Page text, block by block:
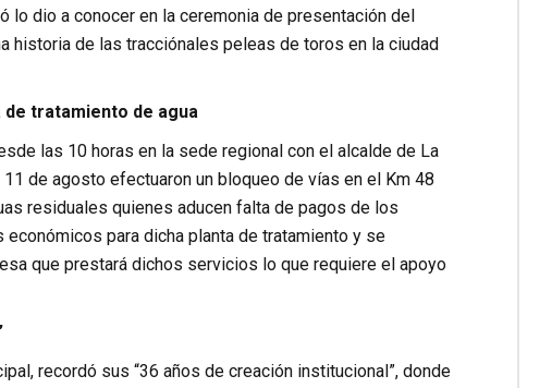
lo dio a conocer en la ceremonia de presentación del
historia de las tracciónales peleas de toros en la ciudad
de tratamiento de agua
las 10 horas en la sede regional con el alcalde de La
de agosto efectuaron un bloqueo de vías en el Km 48
residuales quienes aducen falta de pagos de los
para dicha planta de tratamiento y se
que prestará dichos servicios lo que requiere el apoyo
recordó sus “36 años de creación institucional”, donde